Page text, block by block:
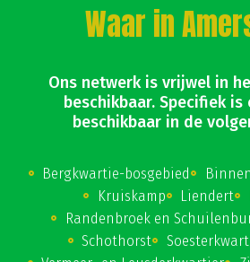
Waar in
Ons netwerk is vrijwel in
beschikbaar. Specifiek
beschikbaar in de
Bergkwartie-bosgebied
Kruiskamp
Liendert
Randenbroek en
Schothorst